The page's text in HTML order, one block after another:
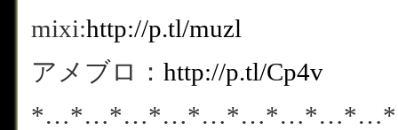
mixi:http://p.tl/muzl
アメブロ： http://p.tl/Cp4v